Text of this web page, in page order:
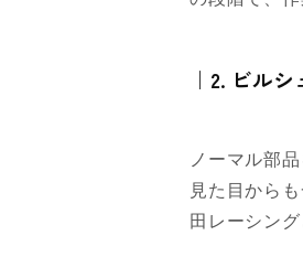
｜2. ビル
ノーマル部
見た目から
田レーシン